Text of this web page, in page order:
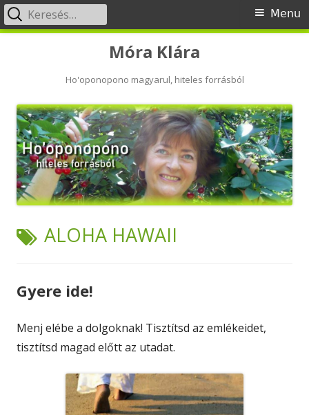
Móra Klára
Ho'oponopono magyarul, hiteles forrásból
Primary
Menu
Keresés:
TAG:
ALOHA HAWAII
Gyere ide!
Menj elébe a dolgoknak! Tisztítsd az emlékeidet,
tisztítsd magad előtt az utadat.